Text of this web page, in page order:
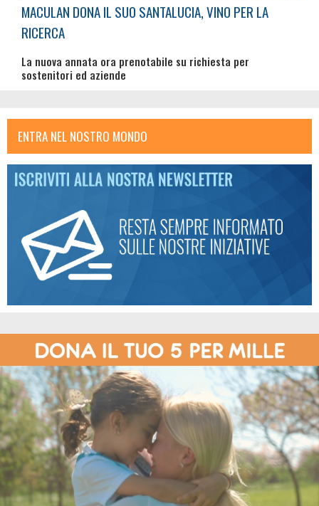
MACULAN DONA IL SUO SANTALUCIA, VINO PER LA
RICERCA
La nuova annata ora prenotabile su richiesta per
sostenitori ed aziende
ENTRA NEL NOSTRO MONDO